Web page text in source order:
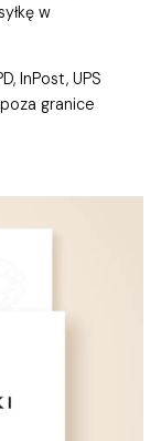
w
InPost, UPS
granice